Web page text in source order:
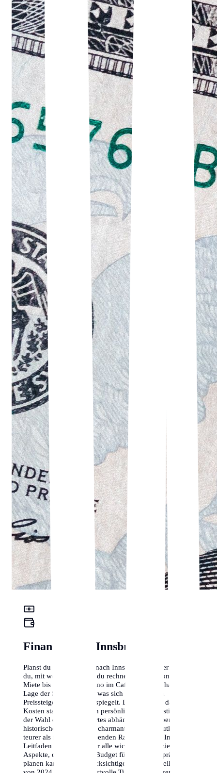
Finanz-Check Innsbruck
Planst du einen Umzug nach Innsbruck? Hier erfährst
du, mit welchen Kosten du rechnen musst – von der
Miete bis zum Cappuccino im Café. Die wirtschaftliche
Lage der Stadt ist stabil, was sich in moderaten
Preissteigerungen widerspiegelt. Denke daran, dass die
Kosten stark von deinem persönlichen Lebensstil und
der Wahl deines Wohnortes abhängen. Ein Leben im
historischen Zentrum ist charmant, aber oft deutlich
teurer als in den aufstrebenden Randbezirken. In diesem
Leitfaden analysieren wir alle wichtigen finanziellen
Aspekte, damit du dein Budget für Innsbruck präzise
planen kannst. Wir berücksichtigen dabei aktuelle Daten